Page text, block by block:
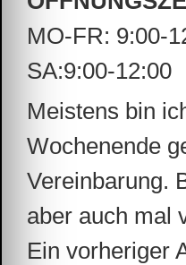
MO-FR: 9:00-
SA:9:00-12:00
Meistens bin
Wochenende
Vereinbarung.
aber auch mal
Ein vorheriger